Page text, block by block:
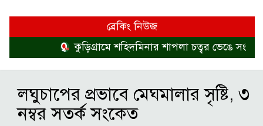
ব্রেকিং নিউজ
কুড়িগ্রামে শহিদমিনার শাপলা চত্বর ভেঙে
লঘুচাপের প্রভাবে মেঘমালার সৃষ্টি, ৩
নম্বর সতর্ক সংকেত